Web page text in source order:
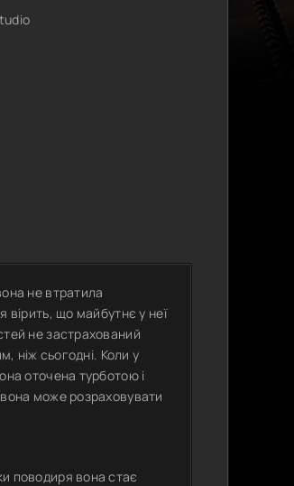
не втратила
що майбутнє у неї
не застрахований
ніж сьогодні. Коли у
оточена турботою і
може розраховувати
поводиря вона стає